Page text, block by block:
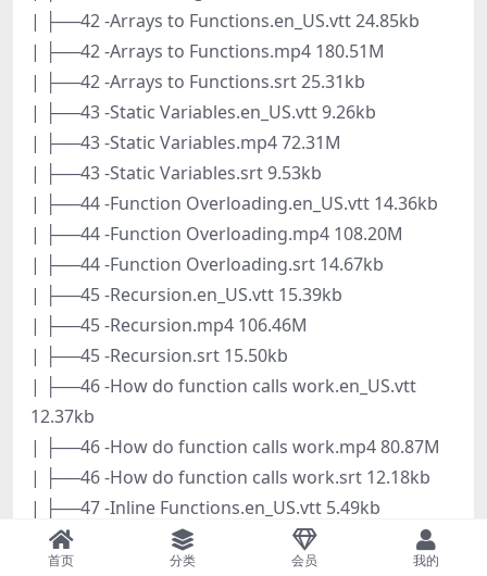
| ├──42 -Arrays to Functions.en_US.vtt 24.85kb
| ├──42 -Arrays to Functions.mp4 180.51M
| ├──42 -Arrays to Functions.srt 25.31kb
| ├──43 -Static Variables.en_US.vtt 9.26kb
| ├──43 -Static Variables.mp4 72.31M
| ├──43 -Static Variables.srt 9.53kb
| ├──44 -Function Overloading.en_US.vtt 14.36kb
| ├──44 -Function Overloading.mp4 108.20M
| ├──44 -Function Overloading.srt 14.67kb
| ├──45 -Recursion.en_US.vtt 15.39kb
| ├──45 -Recursion.mp4 106.46M
| ├──45 -Recursion.srt 15.50kb
| ├──46 -How do function calls work.en_US.vtt
12.37kb
| ├──46 -How do function calls work.mp4 80.87M
| ├──46 -How do function calls work.srt 12.18kb
| ├──47 -Inline Functions.en_US.vtt 5.49kb
| ├──47 -Inline Functions.mp4 43.51M
| ├──47 -Inline Functions.srt 5.48kb
首页 分类 会员 我的